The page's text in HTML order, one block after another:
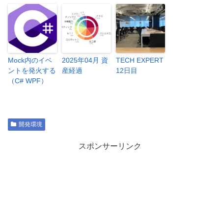
Mock内のイベ
ントを発火する
（C# WPF）
2025年04月 資
産経過
TECH EXPERT
12日目
開発環境
スポンサーリンク